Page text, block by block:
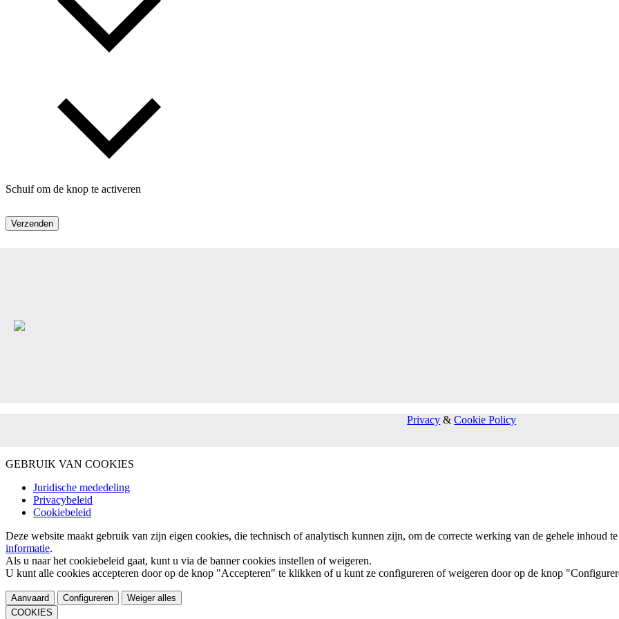
Schuif om de knop te activeren
Verzenden
Privacy &Cookie Policy
GEBRUIK VAN COOKIES
Juridische mededeling
Privacybeleid
Cookiebeleid
Deze website maakt gebruik van zijn eigen cookies, die technisch of analytisch kunnen zijn, om de correcte werking van de gehele inhoud
informatie.
Als u naar het cookiebeleid gaat, kunt u via de banner cookies instellen of weigeren.
U kunt alle cookies accepteren door op de knop "Accepteren" te klikken of u kunt ze configureren of weigeren door op de knop
Aanvaard Configureren
Weiger alles
COOKIES